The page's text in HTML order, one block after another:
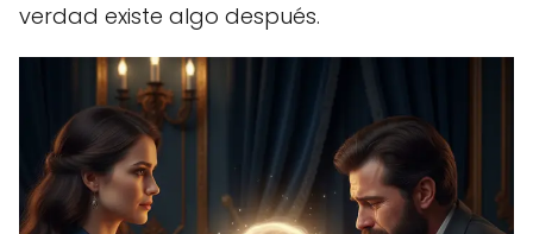
verdad existe algo después.